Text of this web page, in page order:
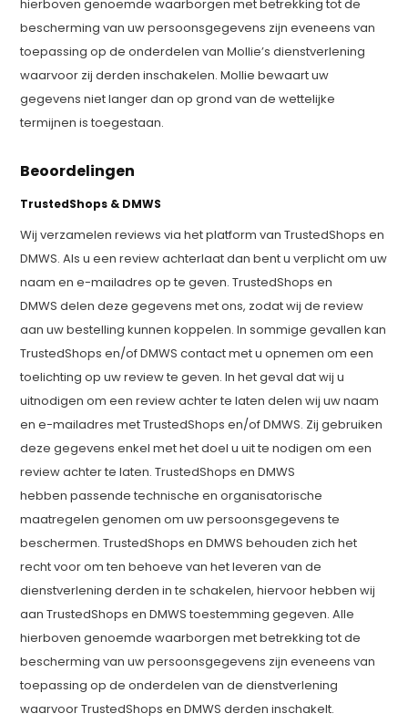
hierboven genoemde waarborgen met betrekking tot de
bescherming van uw persoonsgegevens zijn eveneens van
toepassing op de onderdelen van Mollie’s dienstverlening
waarvoor zij derden inschakelen. Mollie bewaart uw
gegevens niet langer dan op grond van de wettelijke
termijnen is toegestaan.
Beoordelingen
TrustedShops & DMWS
Wij verzamelen reviews via het platform van TrustedShops en
DMWS. Als u een review achterlaat dan bent u verplicht om uw
naam en e-mailadres op te geven. TrustedShops en
DMWS delen deze gegevens met ons, zodat wij de review
aan uw bestelling kunnen koppelen. In sommige gevallen kan
TrustedShops en/of DMWS contact met u opnemen om een
toelichting op uw review te geven. In het geval dat wij u
uitnodigen om een review achter te laten delen wij uw naam
en e-mailadres met TrustedShops en/of DMWS. Zij gebruiken
deze gegevens enkel met het doel u uit te nodigen om een
review achter te laten. TrustedShops en DMWS
hebben passende technische en organisatorische
maatregelen genomen om uw persoonsgegevens te
beschermen. TrustedShops en DMWS behouden zich het
recht voor om ten behoeve van het leveren van de
dienstverlening derden in te schakelen, hiervoor hebben wij
aan TrustedShops en DMWS toestemming gegeven. Alle
hierboven genoemde waarborgen met betrekking tot de
bescherming van uw persoonsgegevens zijn eveneens van
toepassing op de onderdelen van de dienstverlening
waarvoor TrustedShops en DMWS derden inschakelt.